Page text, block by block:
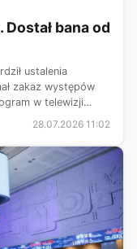
bana od
ustalenia
zakaz występów
w telewizji
Mateusza
28.07.2026 11:02